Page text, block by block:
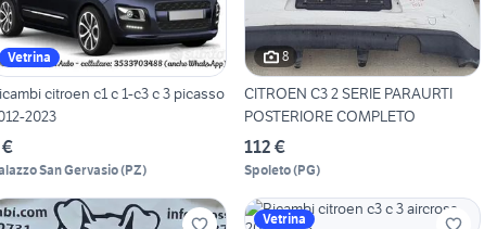
Vetrina
citroen c1 c 1-c3 c 3 picasso
2023
San Gervasio(PZ)
8
CITROEN C3 2 SERIE PARAURTI
POSTERIORE COMPLETO
112 €
Spoleto(PG)
Vetrina